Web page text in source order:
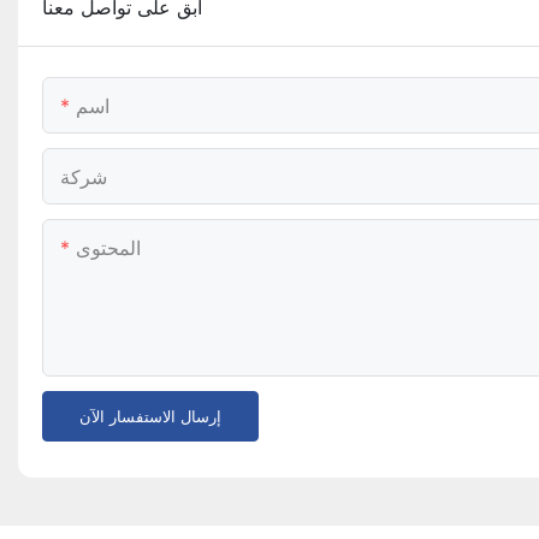
ابق على تواصل معنا
اسم
شركة
المحتوى
إرسال الاستفسار الآن